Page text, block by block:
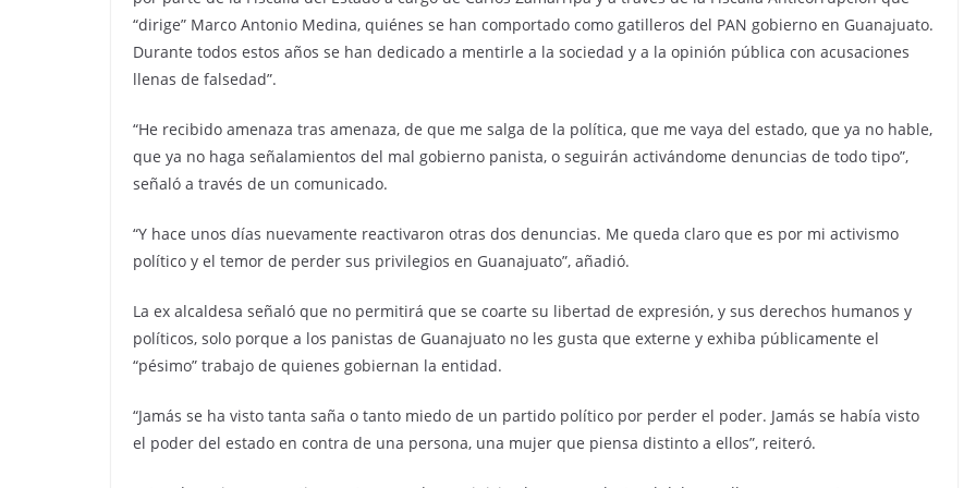
“dirige” Marco Antonio Medina, quiénes se han comportado como gatilleros del PAN gobierno en Guanajuato.
Durante todos estos años se han dedicado a mentirle a la sociedad y a la opinión pública con acusaciones
llenas de falsedad”.
“He recibido amenaza tras amenaza, de que me salga de la política, que me vaya del estado, que ya no hable,
que ya no haga señalamientos del mal gobierno panista, o seguirán activándome denuncias de todo tipo”,
señaló a través de un comunicado.
“Y hace unos días nuevamente reactivaron otras dos denuncias. Me queda claro que es por mi activismo
político y el temor de perder sus privilegios en Guanajuato”, añadió.
La ex alcaldesa señaló que no permitirá que se coarte su libertad de expresión, y sus derechos humanos y
políticos, solo porque a los panistas de Guanajuato no les gusta que externe y exhiba públicamente el
“pésimo” trabajo de quienes gobiernan la entidad.
“Jamás se ha visto tanta saña o tanto miedo de un partido político por perder el poder. Jamás se había visto
el poder del estado en contra de una persona, una mujer que piensa distinto a ellos”, reiteró.